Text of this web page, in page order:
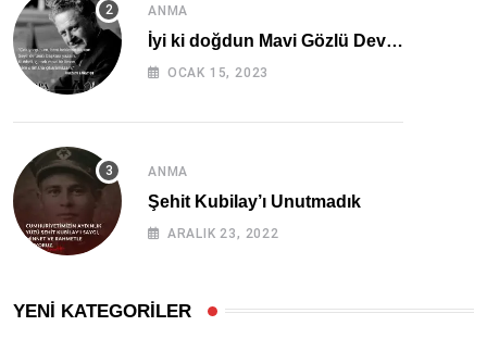
ANMA
İyi ki doğdun Mavi Gözlü Dev…
OCAK 15, 2023
ANMA
Şehit Kubilay’ı Unutmadık
ARALIK 23, 2022
YENİ KATEGORİLER